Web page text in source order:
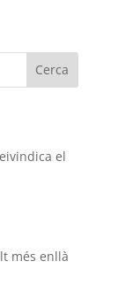
Cerca
el
més enllà